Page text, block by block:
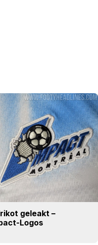
geleakt –
Logos